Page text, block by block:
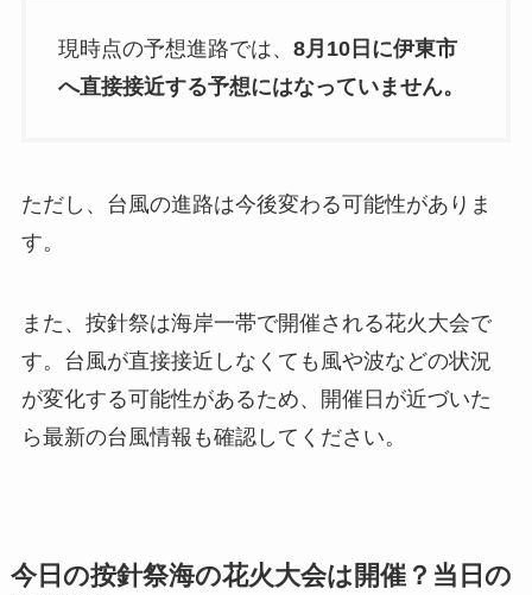
現時点の予想進路では、 8月10日に伊東市
へ直接接近する予想にはなっていません。
ただし、台風の進路は今後変わる可能性がありま
す。
また、按針祭は海岸一帯で開催される花火大会で
す。台風が直接接近しなくても風や波などの状況
が変化する可能性があるため、開催日が近づいた
ら最新の台風情報も確認してください。
今日の按針祭海の花火大会は開催？当日の